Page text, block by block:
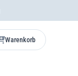
Warenkorb